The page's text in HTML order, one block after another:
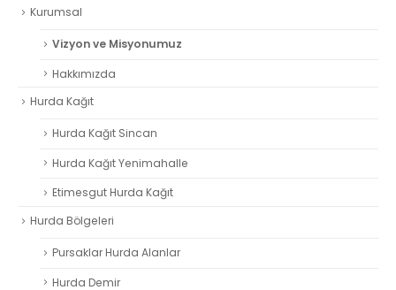
Kurumsal
Vizyon ve Misyonumuz
Hakkımızda
Hurda Kağıt
Hurda Kağıt Sincan
Hurda Kağıt Yenimahalle
Etimesgut Hurda Kağıt
Hurda Bölgeleri
Pursaklar Hurda Alanlar
Hurda Demir